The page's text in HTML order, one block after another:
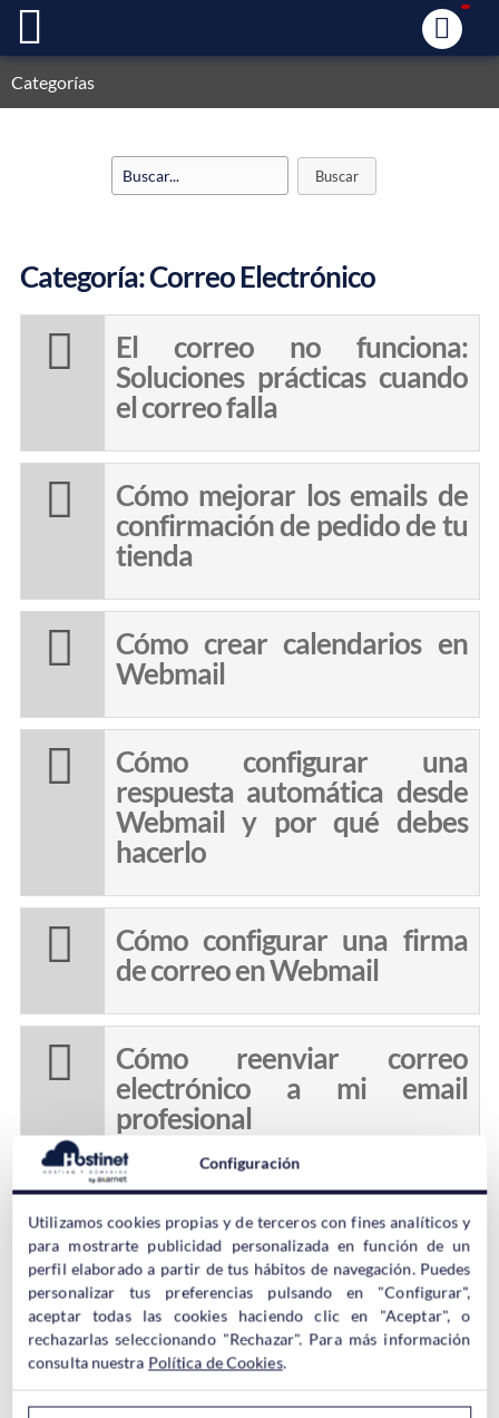
Categorías
Categoría: Correo Electrónico
El correo no funciona:
Soluciones prácticas cuando
el correo falla
Cómo mejorar los emails de
confirmación de pedido de tu
tienda
Cómo crear calendarios en
Webmail
Cómo configurar una
respuesta automática desde
Webmail y por qué debes
hacerlo
Cómo configurar una firma
de correo en Webmail
Cómo reenviar correo
electrónico a mi email
profesional
Buenas y malas prácticas en
el envío de emails masivos
Listas negras de correo: qué
son y cuáles son confiables
Configuración
Utilizamos cookies propias y de terceros con fines analíticos y
para mostrarte publicidad personalizada en función de un
perfil elaborado a partir de tus hábitos de navegación. Puedes
personalizar tus preferencias pulsando en "Configurar",
aceptar todas las cookies haciendo clic en "Aceptar", o
rechazarlas seleccionando "Rechazar". Para más información
consulta nuestra Política de Cookies.